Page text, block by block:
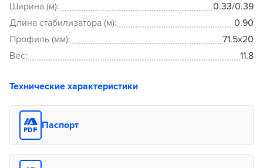
Ширина (м):
0.33/0.39
Длина стабилизатора (м):
0.90
Профиль (мм):
71.5x20
Вес:
11.8
Технические характеристики
Паспорт